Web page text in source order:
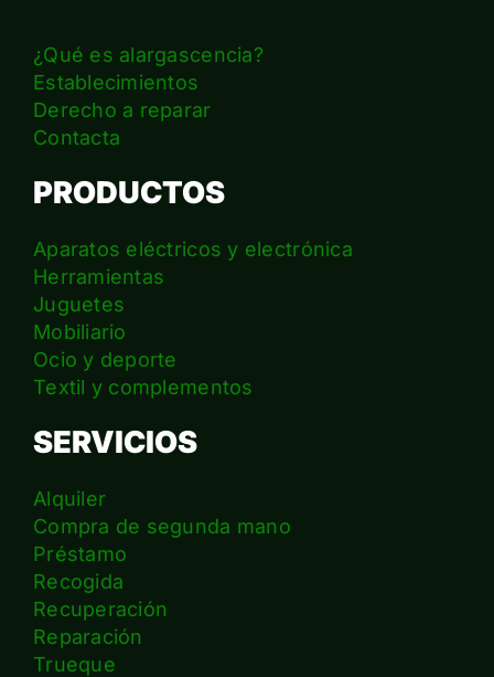
¿Qué es alargascencia?
Establecimientos
Derecho a reparar
Contacta
PRODUCTOS
Aparatos eléctricos y electrónica
Herramientas
Juguetes
Mobiliario
Ocio y deporte
Textil y complementos
SERVICIOS
Alquiler
Compra de segunda mano
Préstamo
Recogida
Recuperación
Reparación
Trueque